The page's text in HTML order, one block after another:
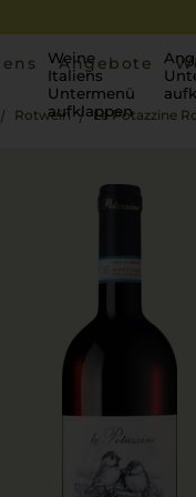
Weine
Italiens
Untermenü
aufklappen
Angebote
Rotwein Le Potazzine